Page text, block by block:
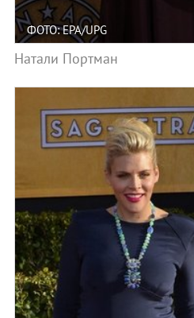
ФОТО: EPA/UPG
Натали Портман